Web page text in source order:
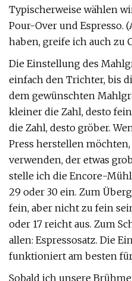
Typischerweise wählen
Pour-Over und Espresso.
haben, greife ich auch zu
Die Einstellung des
einfach den Trichter, bis
dem gewünschten
kleiner die Zahl, desto
die Zahl, desto gröber.
Press herstellen
verwenden, der etwas
stelle ich die Encore-
29 oder 30 ein. Zum
fein, aber nicht zu fein
oder 17 reicht aus. Zum
allen: Espressosatz. Die
funktioniert am besten
Sobald ich unsere